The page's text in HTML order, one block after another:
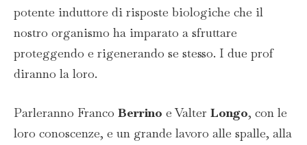
potente induttore di risposte biologiche che il
nostro organismo ha imparato a sfruttare
proteggendo e rigenerando se stesso. I due prof
diranno la loro.
Parleranno Franco Berrino e Valter Longo, con le
loro conoscenze, e un grande lavoro alle spalle, alla